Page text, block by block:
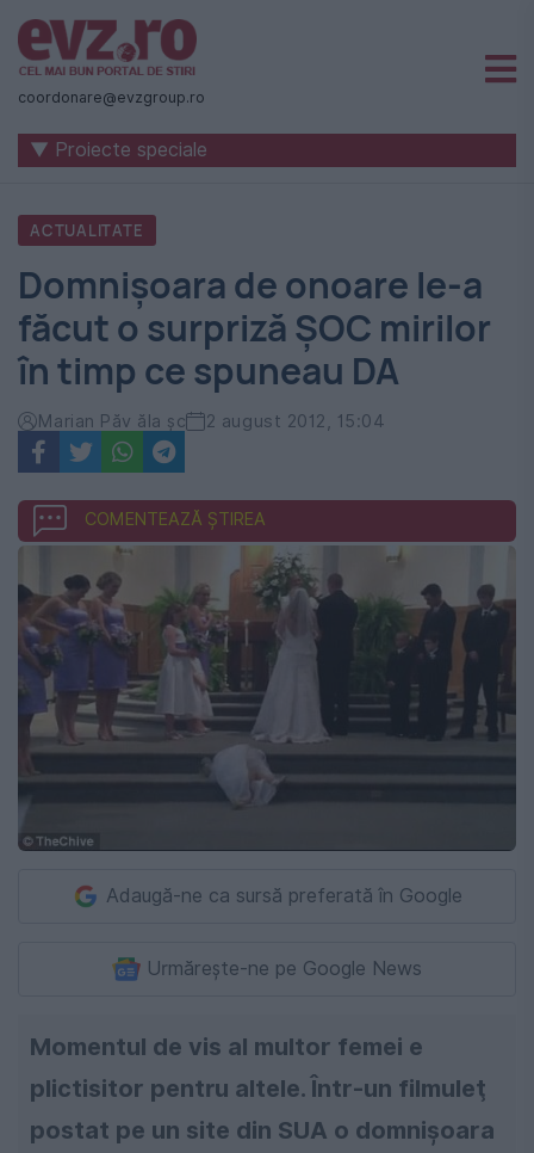
Știri
naționale
internaționale
România
-
Evenimentul
Zilei
coordonare@evzgroup.ro
▼ Proiecte speciale
ACTUALITATE
Domnişoara de onoare le-a
făcut o surpriză ŞOC mirilor
în timp ce spuneau DA
Marian Păv ăla şc 2 august 2012, 15:04
COMENTEAZĂ ȘTIREA
Adaugă-ne ca sursă preferată în Google
Urmărește-ne pe Google News
Momentul de vis al multor femei e
plictisitor pentru altele. Într-un filmuleţ
postat pe un site din SUA o domnişoara